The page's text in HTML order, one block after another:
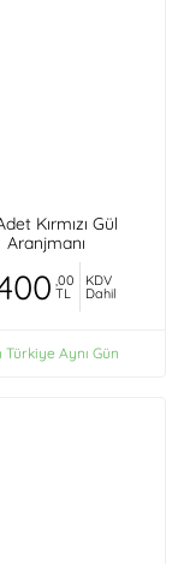
Kırmızı Gül
Aranjmanı
,00
TL
KDV
Dahil
Türkiye Aynı Gün